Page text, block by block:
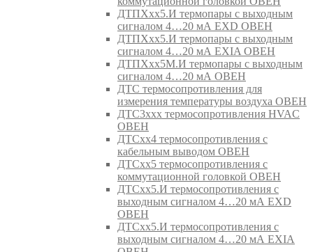
ДТПХхх5.И термопары с выходным
сигналом 4…20 мА EXD ОВЕН
ДТПХхх5.И термопары с выходным
сигналом 4…20 мА EXIA ОВЕН
ДТПХхх5М.И термопары с выходным
сигналом 4…20 мА ОВЕН
ДТС термосопротивления для
измерения температуры воздуха ОВЕН
ДТС3ххх термосопротивления HVAC
ОВЕН
ДТСхх4 термосопротивления с
кабельным выводом ОВЕН
ДТСхх5 термосопротивления с
коммутационной головкой ОВЕН
ДТСхх5.И термосопротивления с
выходным сигналом 4…20 мА EXD
ОВЕН
ДТСхх5.И термосопротивления с
выходным сигналом 4…20 мА EXIA